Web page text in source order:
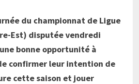
du championnat de Ligue
Est) disputée vendredi
bonne opportunité à
confirmer leur intention de
cette saison et jouer